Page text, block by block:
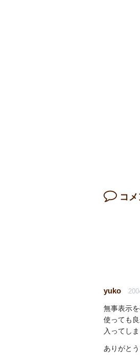
コメ
yuko
無事表示
使っても
入ってし
ありがとう